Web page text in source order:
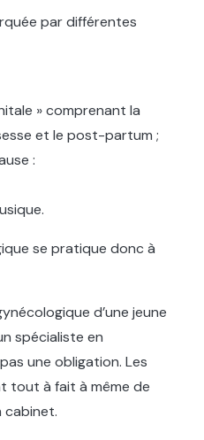
par différentes
» comprenant la
et le post-partum ;
:
se pratique donc à
d’une jeune
spécialiste en
une obligation. Les
tout à fait à même de
cabinet.